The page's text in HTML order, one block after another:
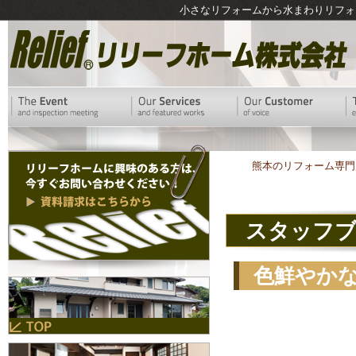
小さなリフォームから水まわりリフ
熊本のリフォーム専
スタッフ
色鮮やか